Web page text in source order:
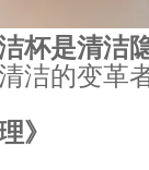
杯是清洁
洁的变革
》